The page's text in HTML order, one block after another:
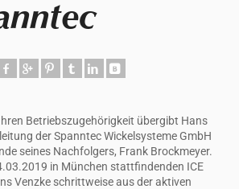
Betriebszugehörigkeit übergibt Hans
der Spanntec Wickelsysteme GmbH
seines Nachfolgers, Frank Brockmeyer.
in München stattfindenden ICE
Venzke schrittweise aus der aktiven